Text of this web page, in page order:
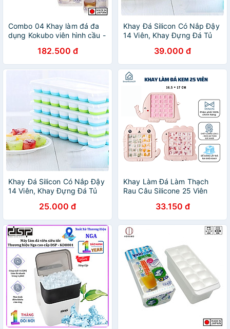
Combo 04 Khay làm đá đa
dụng Kokubo viên hình cầu -
182.500 đ
Khay Đá Silicon Có Nắp Đậy
14 Viên, Khay Đựng Đá Tủ
Bảo Quản Chống Mùi Tuyệt
Đối- Hàng Loại 1
39.000 đ
Khay Đá Silicon Có Nắp Đậy
14 Viên, Khay Đựng Đá Tủ
Bảo Quản Chống Mùi Tuyệt
Đối- Hàng Loại 1
25.000 đ
Khay Làm Đá Làm Thạch
Rau Câu Silicone 25 Viên
Siêu Cute Đồ Dùng Nhà Bếp
- Hàng Chính Hãng MINIIN
33.150 đ